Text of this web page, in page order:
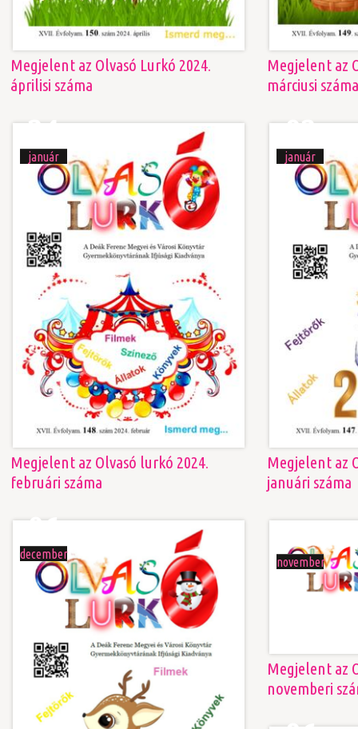
Megjelent az Olvasó Lurkó 2024.
áprilisi száma
Megjelent az
márciusi
24
január
Megjelent az Olvasó lurkó 2024.
februári száma
02
január
Megjelent az
januári száma
06
december
november
Megjelent az
novemberi